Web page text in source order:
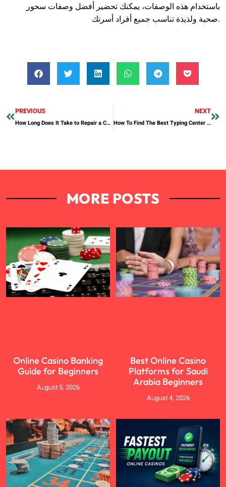
باستخدام هذه الوصفات، يمكنك تحضير أفضل وصفات سحور
صحية ولذيذة تناسب جميع أفراد أسرتك.
PREVIOUS
How Long Does It Take to Repair a Car AC Near Me?
NEXT
How To Find The Best Typing Center In Dubai?
MORE POSTS
Online Casino Banking
Guide for Beginners
August 5, 2026
Best Online Casino
Platforms for Saudi
Arabia Beginners
August 4, 2026